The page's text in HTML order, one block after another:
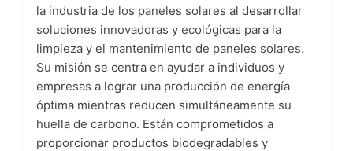
la industria de los paneles solares al desarrollar
soluciones innovadoras y ecológicas para la
limpieza y el mantenimiento de paneles solares.
Su misión se centra en ayudar a individuos y
empresas a lograr una producción de energía
óptima mientras reducen simultáneamente su
huella de carbono. Están comprometidos a
proporcionar productos biodegradables y